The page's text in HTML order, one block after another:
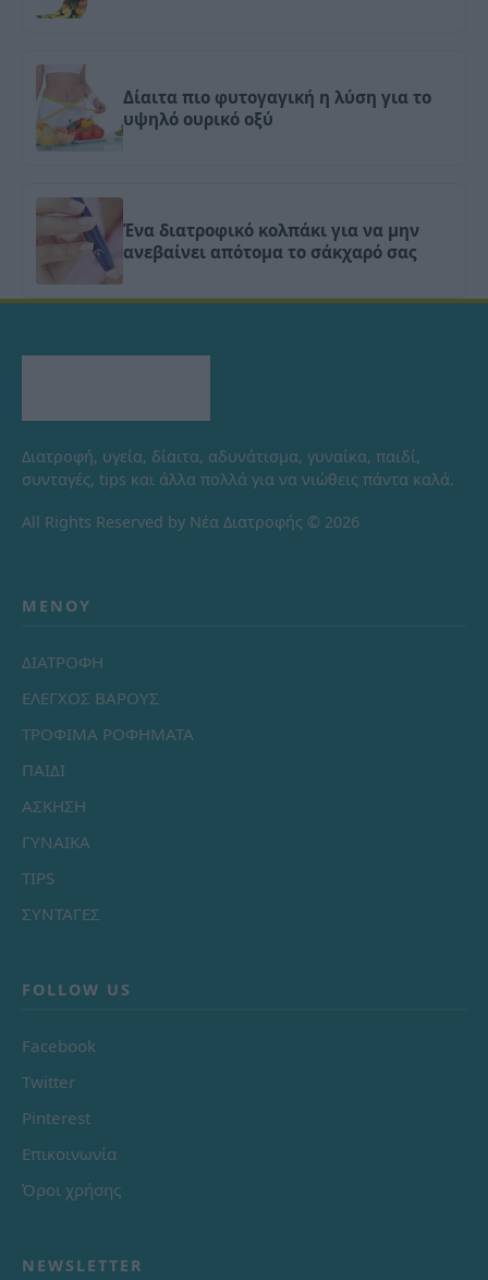
Δίαιτα πιο φυτογαγική η λύση για το
υψηλό ουρικό οξύ
Ένα διατροφικό κολπάκι για να μην
ανεβαίνει απότομα το σάκχαρό σας
Διατροφή, υγεία, δίαιτα, αδυνάτισμα, γυναίκα, παιδί,
συνταγές, tips και άλλα πολλά για να νιώθεις πάντα καλά.
All Rights Reserved by Νέα Διατροφής © 2026
ΜΕΝΟΎ
ΔΙΑΤΡΟΦΗ
ΕΛΕΓΧΟΣ ΒΑΡΟΥΣ
ΤΡΟΦΙΜΑ ΡΟΦΗΜΑΤΑ
ΠΑΙΔΙ
ΑΣΚΗΣΗ
ΓΥΝΑΙΚΑ
TIPS
ΣΥΝΤΑΓΕΣ
FOLLOW US
Facebook
Twitter
Pinterest
Επικοινωνία
Όροι χρήσης
NEWSLETTER